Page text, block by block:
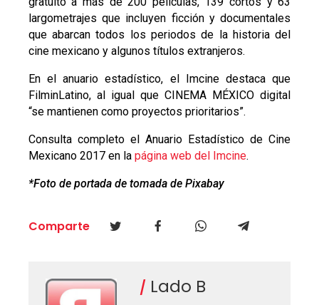
largometrajes que incluyen ficción y documentales
que abarcan todos los periodos de la historia del
cine mexicano y algunos títulos extranjeros.
En el anuario estadístico, el Imcine destaca que
FilminLatino, al igual que CINEMA MÉXICO digital
“se mantienen como proyectos prioritarios”.
Consulta completo el Anuario Estadístico de Cine
Mexicano 2017 en la página web del Imcine.
*Foto de portada de tomada de Pixabay
Comparte
Lado B